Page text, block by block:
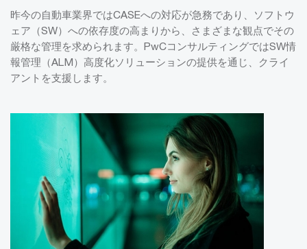
昨今の自動車業界ではCASEへの対応が急務であり、ソフトウ
ェア（SW）への依存度の高まりから、さまざまな観点でその
厳格な管理を求められます。PwCコンサルティングではSW情
報管理（ALM）高度化ソリューションの提供を通じ、クライ
アントを支援します。